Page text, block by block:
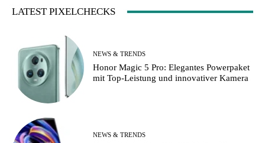
LATEST PIXELCHECKS
NEWS & TRENDS
Honor Magic 5 Pro: Elegantes Powerpaket
mit Top-Leistung und innovativer Kamera
NEWS & TRENDS